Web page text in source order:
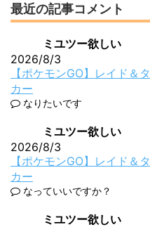
最近の記事コメント
ミユツー欲しい
2026/8/3
【ポケモンGO】レイド＆
カー
なりたいです
ミユツー欲しい
2026/8/3
【ポケモンGO】レイド＆
カー
なっていいですか？
ミユツー欲しい